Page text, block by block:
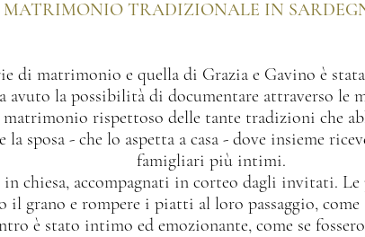
MATRIMONIO TRADIZIONALE IN
di matrimonio e quella di Grazia e Gavino è
avuto la possibilità di documentare attraverso le
rispettoso delle tante tradizioni che
la sposa - che lo aspetta a casa - dove insieme
famigliari più intimi.
chiesa, accompagnati in corteo dagli invitati. Le
il grano e rompere i piatti al loro passaggio,
è stato intimo ed emozionante, come se